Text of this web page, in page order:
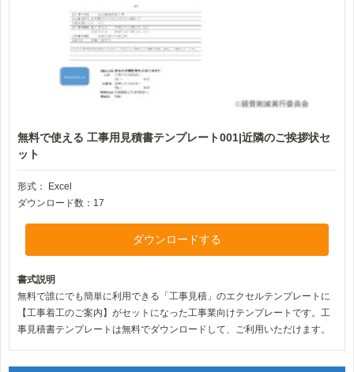
無料で使える 工事用見積書テンプレート001|近隣のご挨拶状セ
ット
形式：
Excel
ダウンロード数：17
ダウンロードする
書式説明
無料で誰にでも簡単に利用できる「工事見積」のエクセルテンプレートに
【工事着工のご案内】がセットになった工事業向けテンプレートです。工
事見積書テンプレートは無料でダウンロードして、ご利用いただけます。